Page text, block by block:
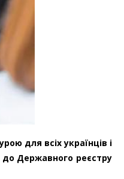
для всіх українців і
Державного реєстру